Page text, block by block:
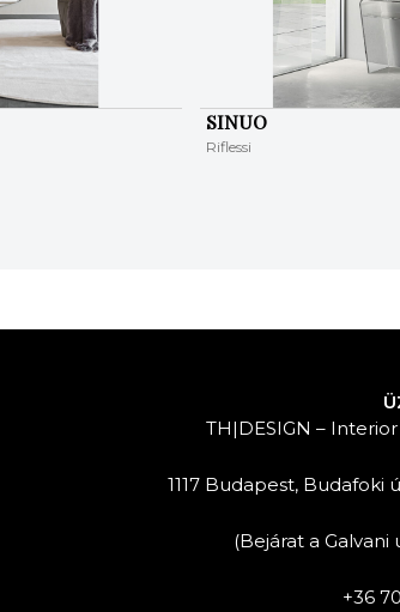
SINUO
Riflessi
TH|DESIGN –
1117 Budapest, Budafoki
(Bejárat a Galvani
+36